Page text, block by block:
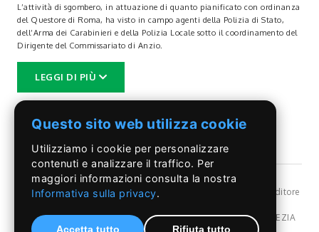
L’attività di sgombero, in attuazione di quanto pianificato con ordinanza
del Questore di Roma, ha visto in campo agenti della Polizia di Stato,
dell’Arma dei Carabinieri e della Polizia Locale sotto il coordinamento del
Dirigente del Commissariato di Anzio.
Giudiziaria per il recupero di spazi ed immobili sottratti alla proprietà
privata da occupanti senza titolo e, al contempo, per ripristinare
l’input delle operazioni odierne, anche all’esito delle valutazioni adottate
in sede di Comitato provinciale per l’ordine e la sicurezza pubblica,
I 14 appartamenti liberati sono stati sottoposti a sigillo e messi in
sicurezza per il riaffido ai legittimi proprietari. Dei 15 soggetti trovati
all’interno delle singole unità abitative tre sono stati denunciati e sono in
corso interlocuzioni sul posto con i Servizi Sociali per la valutazione di
soluzioni alloggiative alternative.
dell’ordine e della sicurezza pubblica. Per una sola unità immobiliare è
LEGGI DI PIÙ
©Il Pontino- Reg, Trib. Roma n.399/86 - Angelo Capriotti Editore
Dir. resp Angelo Capriotti - Redazione: Via Pordenone,17 POMEZIA
Questo sito web utilizza cookie
Utilizziamo i cookie per personalizzare
contenuti e analizzare il traffico. Per
maggiori informazioni consulta la nostra
Informativa sulla privacy.
Accetta tutto Rifiuta tutto